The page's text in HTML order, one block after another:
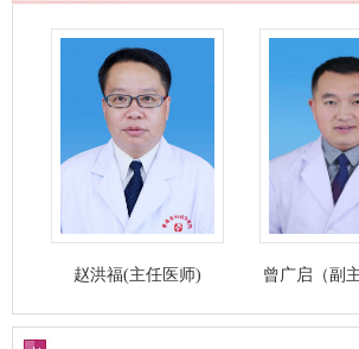
赵洪福(主任医师) 曾广启（副主任医师